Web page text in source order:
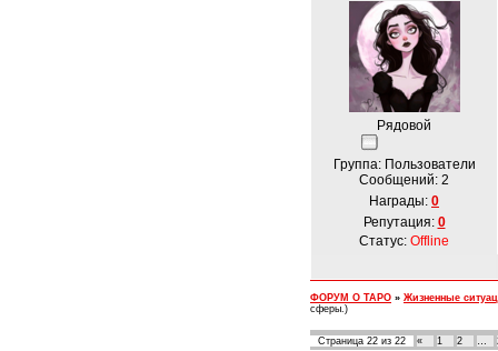
Рядовой
Группа: Пользователи
Сообщений: 2
Награды: 0
Репутация: 0
Статус: Offline
ФОРУМ О ТАРО » Жизненные
сферы.)
Страница 22 из 22 « 1 2 …